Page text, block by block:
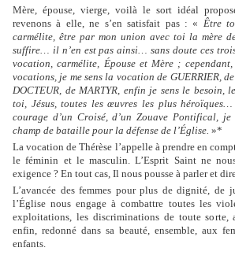
Mère, épouse, vierge, voilà le sort idéal
revenons à elle, ne s’en satisfait pas : « Être
carmélite, être par mon union avec toi la mère
suffire… il n’en est pas ainsi… sans doute ces
vocation, carmélite, Épouse et Mère ;
vocations, je me sens la vocation de GUERRIER, de
DOCTEUR, de MARTYR, enfin je sens le besoin,
toi, Jésus, toutes les œuvres les plus
courage d’un Croisé, d’un Zouave Pontifical,
champ de bataille pour la défense de l’Église. »*
La vocation de Thérèse l’appelle à prendre en
le féminin et le masculin. L’Esprit Saint ne
exigence ? En tout cas, Il nous pousse à parler et
L’avancée des femmes pour plus de dignité, de
l’Église nous engage à combattre toutes les
exploitations, les discriminations de toute sorte,
enfin, redonné dans sa beauté, ensemble, aux
enfants.